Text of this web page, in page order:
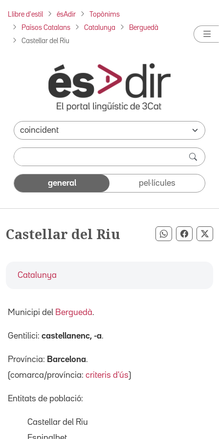
Llibre d'estil ésAdir Topònims
Països Catalans Catalunya Berguedà
Castellar del Riu
general pel·lícules
Castellar del Riu Compartir
Catalunya
Municipi del Berguedà.
Gentilici: castellanenc, -a.
Província: Barcelona.
(comarca/província: criteris d'ús)
Entitats de població:
Castellar del Riu